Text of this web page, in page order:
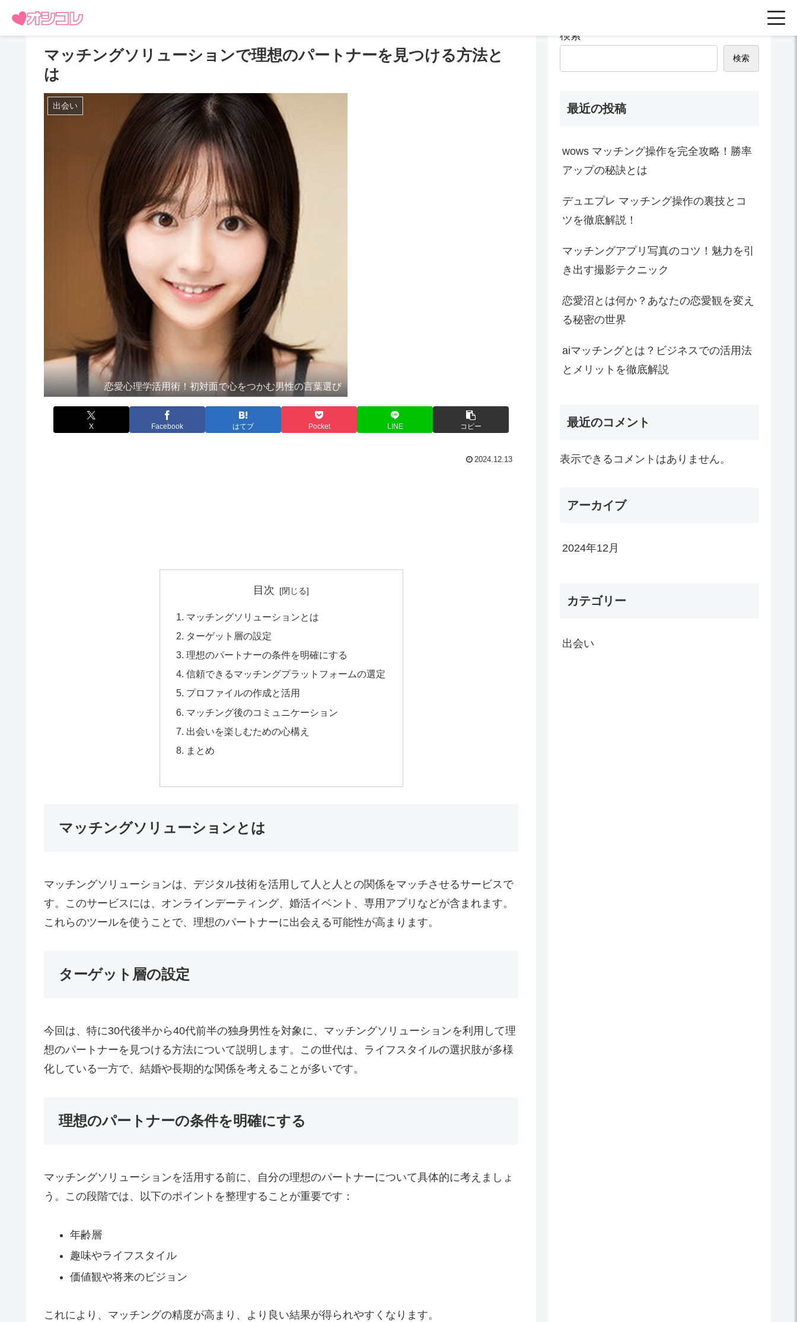
マッチングソリューションで理想のパートナーを見つける方法と
は
出会い
恋愛心理学活用術！初対面で心をつかむ男性の言葉選び
X Facebook はてブ Pocket LINE コピー
2024.12.13
目次
マッチングソリューションとは
ターゲット層の設定
理想のパートナーの条件を明確にする
信頼できるマッチングプラットフォームの選定
プロファイルの作成と活用
マッチング後のコミュニケーション
出会いを楽しむための心構え
まとめ
マッチングソリューションとは
マッチングソリューションは、デジタル技術を活用して人と人との関係をマッチさせるサービスで
す。このサービスには、オンラインデーティング、婚活イベント、専用アプリなどが含まれます。
これらのツールを使うことで、理想のパートナーに出会える可能性が高まります。
ターゲット層の設定
今回は、特に30代後半から40代前半の独身男性を対象に、マッチングソリューションを利用して理
想のパートナーを見つける方法について説明します。この世代は、ライフスタイルの選択肢が多様
化している一方で、結婚や長期的な関係を考えることが多いです。
理想のパートナーの条件を明確にする
マッチングソリューションを活用する前に、自分の理想のパートナーについて具体的に考えましょ
う。この段階では、以下のポイントを整理することが重要です：
年齢層
趣味やライフスタイル
価値観や将来のビジョン
これにより、マッチングの精度が高まり、より良い結果が得られやすくなります。
検索
検索
最近の投稿
wows マッチング操作を完全攻略！勝率
アップの秘訣とは
デュエプレ マッチング操作の裏技とコ
ツを徹底解説！
マッチングアプリ写真のコツ！魅力を引
き出す撮影テクニック
恋愛沼とは何か？あなたの恋愛観を変え
る秘密の世界
aiマッチングとは？ビジネスでの活用法
とメリットを徹底解説
最近のコメント
表示できるコメントはありません。
アーカイブ
2024年12月
カテゴリー
出会い